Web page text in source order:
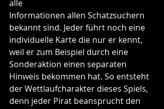
alle
Informationen allen Schatzsuchern
bekannt sind. Jeder führt noch eine
individuelle Karte die nur er kennt,
weil er zum Beispiel durch eine
Sonderaktion einen separaten
Hinweis bekommen hat. So entsteht
der Wettlaufcharakter dieses Spiels,
denn jeder Pirat beansprucht den